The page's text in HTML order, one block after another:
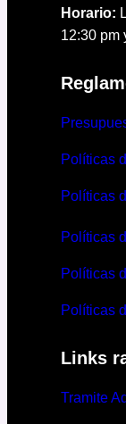
Horario:
12:30 pm
Políticas
Políticas
Políticas
Políticas
Políticas
Links
Tramite